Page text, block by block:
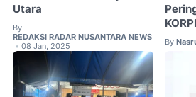
Utara
By
REDAKSI RADAR NUSANTARA NEWS
• 08 Jan, 2025 By